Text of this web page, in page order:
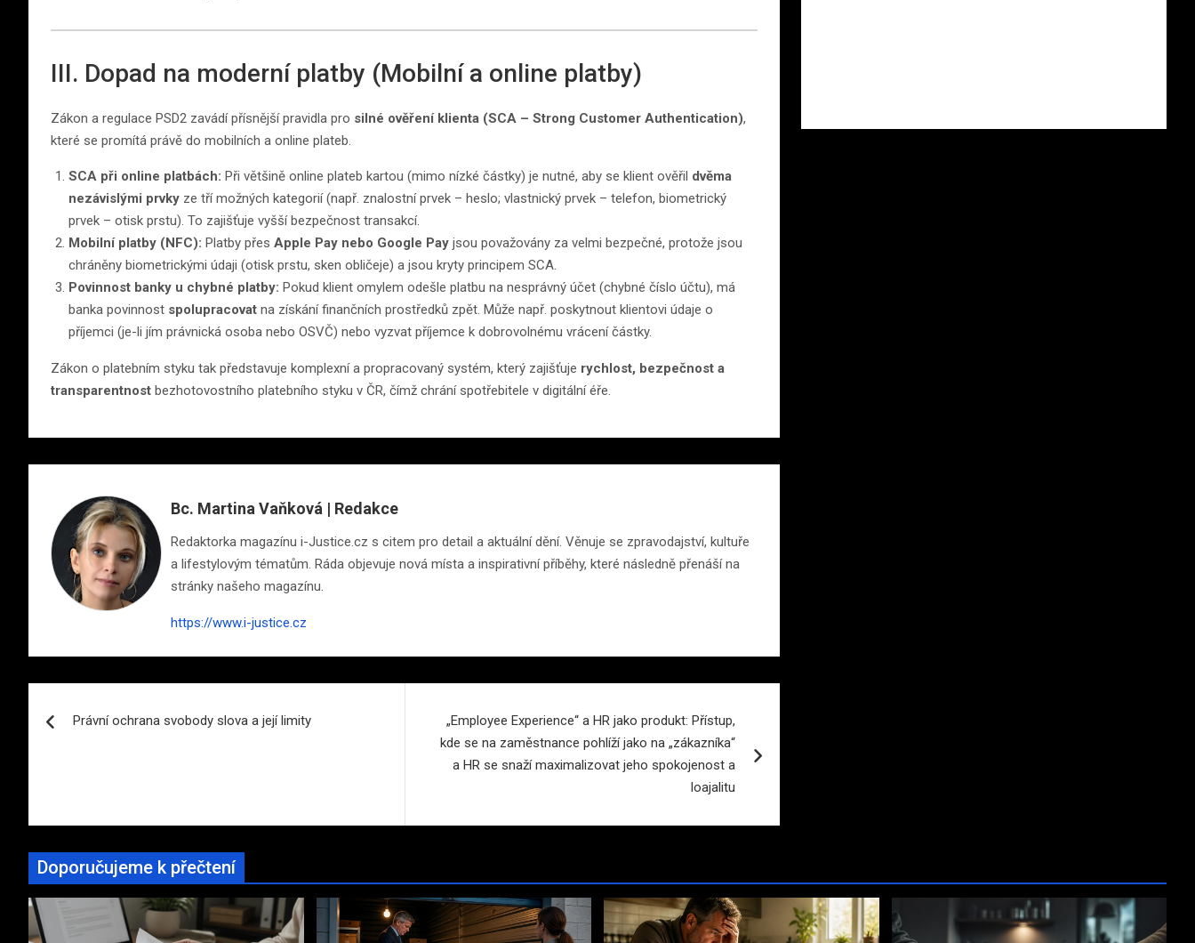
III. Dopad na moderní platby (Mobilní a online platby)
Zákon a regulace PSD2 zavádí přísnější pravidla pro silné ověření klienta (SCA – Strong Customer Authentication),
které se promítá právě do mobilních a online plateb.
SCA při online platbách: Při většině online plateb kartou (mimo nízké částky) je nutné, aby se klient ověřil dvěma
nezávislými prvky ze tří možných kategorií (např. znalostní prvek – heslo; vlastnický prvek – telefon, biometrický
prvek – otisk prstu). To zajišťuje vyšší bezpečnost transakcí.
Mobilní platby (NFC): Platby přes Apple Pay nebo Google Pay jsou považovány za velmi bezpečné, protože jsou
chráněny biometrickými údaji (otisk prstu, sken obličeje) a jsou kryty principem SCA.
Povinnost banky u chybné platby: Pokud klient omylem odešle platbu na nesprávný účet (chybné číslo účtu), má
banka povinnost spolupracovat na získání finančních prostředků zpět. Může např. poskytnout klientovi údaje o
příjemci (je-li jím právnická osoba nebo OSVČ) nebo vyzvat příjemce k dobrovolnému vrácení částky.
Zákon o platebním styku tak představuje komplexní a propracovaný systém, který zajišťuje rychlost, bezpečnost a
transparentnost bezhotovostního platebního styku v ČR, čímž chrání spotřebitele v digitální éře.
Bc. Martina Vaňková | Redakce
Redaktorka magazínu i-Justice.cz s citem pro detail a aktuální dění. Věnuje se zpravodajství, kultuře
a lifestylovým tématům. Ráda objevuje nová místa a inspirativní příběhy, které následně přenáší na
stránky našeho magazínu.
https://www.i-justice.cz
pro
Právní ochrana svobody slova a její limity
„Employee Experience“ a HR jako produkt: Přístup,
kde se na zaměstnance pohlíží jako na „zákazníka“
a HR se snaží maximalizovat jeho spokojenost a
loajalitu
Doporučujeme k přečtení